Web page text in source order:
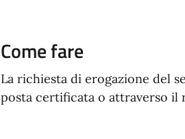
Come fare
La richiesta di erogazione del
posta certificata o attraverso il